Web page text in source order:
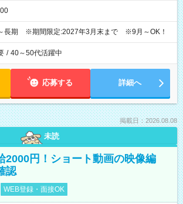
長期 ※期間限定:2027年3月末まで ※9月～OK！
/ 40～50代活躍中
応募する 詳細へ
掲載日：2026.08.08
未読
2000円！ショート動画の映像編
認
WEB登録・面接OK